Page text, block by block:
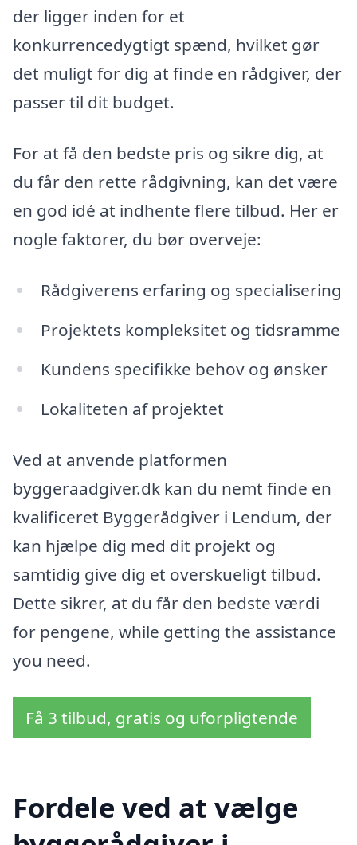
der ligger inden for et
konkurrencedygtigt spænd, hvilket gør
det muligt for dig at finde en rådgiver, der
passer til dit budget.
For at få den bedste pris og sikre dig, at
du får den rette rådgivning, kan det være
en god idé at indhente flere tilbud. Her er
nogle faktorer, du bør overveje:
Rådgiverens erfaring og specialisering
Projektets kompleksitet og tidsramme
Kundens specifikke behov og ønsker
Lokaliteten af projektet
Ved at anvende platformen
byggeraadgiver.dk kan du nemt finde en
kvalificeret Byggerådgiver i Lendum, der
kan hjælpe dig med dit projekt og
samtidig give dig et overskueligt tilbud.
Dette sikrer, at du får den bedste værdi
for pengene, while getting the assistance
you need.
Få 3 tilbud, gratis og uforpligtende
Fordele ved at vælge